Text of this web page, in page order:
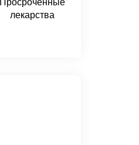
Просроченные
лекарства